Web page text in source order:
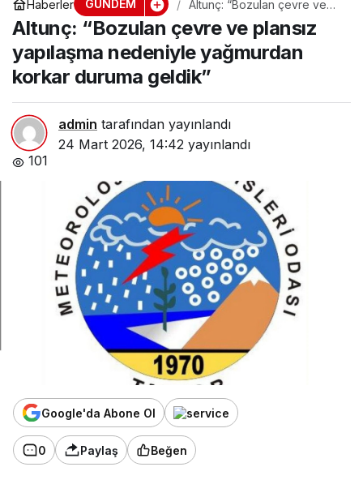
Haberler GÜNDEM
Altunç: “Bozulan çevre ve
plansız yapılaşma nedeniyle
yağmurdan korkar duruma
geldik”
Altunç: “Bozulan çevre ve plansız
yapılaşma nedeniyle yağmurdan
korkar duruma geldik”
admin tarafından yayınlandı
24 Mart 2026, 14:42 yayınlandı
101
Google'da Abone Ol
0 Paylaş Beğen